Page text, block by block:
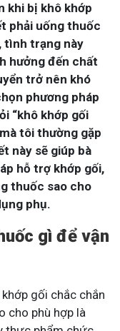
khi bị khô khớp
phải uống thuốc
tình trạng này
hưởng đến chất
trở nên khó
phương pháp
“khô khớp gối
tôi thường gặp
này sẽ giúp bà
hỗ trợ khớp gối,
thuốc sao cho
phụ.
gì để vận
gối chắc chắn
cho phù hợp là